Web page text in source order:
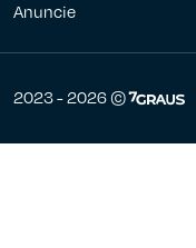
Anuncie
2023 - 2026 ©